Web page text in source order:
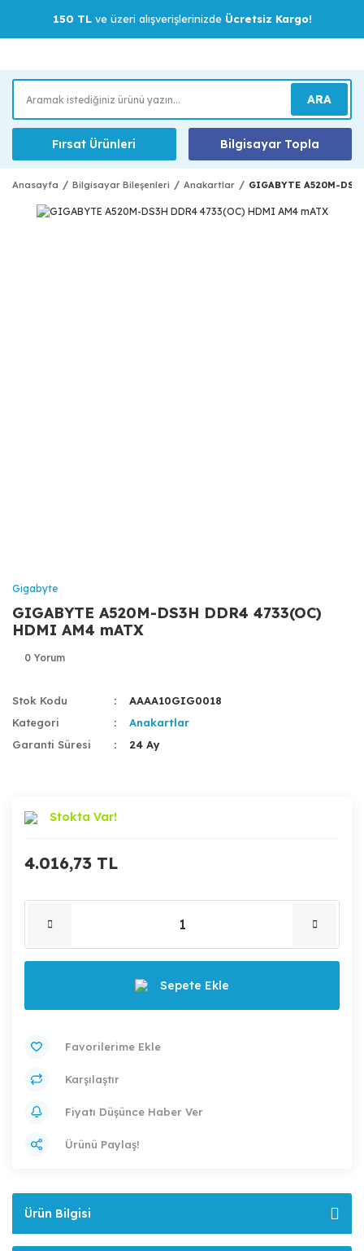
150 TLve üzeri alışverişlerinizde Ücretsiz Kargo!
ARA
Fırsat Ürünleri Bilgisayar Topla
Anasayfa Bilgisayar Bileşenleri Anakartlar GIGABYTE A520M-
Gigabyte
GIGABYTE A520M-DS3H DDR4 4733(OC)
HDMI AM4 mATX
0 Yorum
Stok Kodu
AAAA10GIG0018
Kategori
Anakartlar
Garanti Süresi
24 Ay
Stokta Var!
4.016,73 TL
Sepete Ekle
Karşılaştır
Fiyatı Düşünce Haber Ver
Ürünü Paylaş!
Ürün Bilgisi